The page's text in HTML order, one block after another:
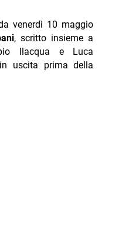
venerdì 10 maggio
, scritto insieme a
Ilacqua e Luca
uscita prima della